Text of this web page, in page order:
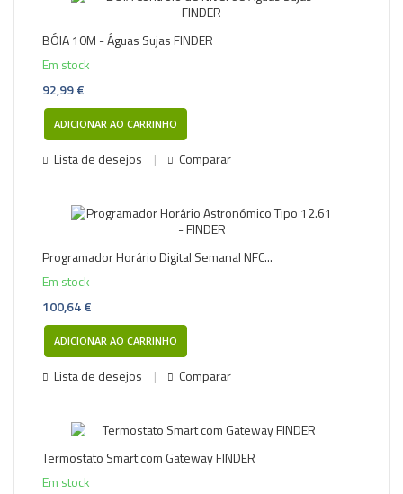
BÓIA 10M - Águas Sujas FINDER
Em stock
92,99 €
ADICIONAR AO CARRINHO
Lista de desejos Comparar
Programador Horário Digital Semanal NFC...
Em stock
100,64 €
ADICIONAR AO CARRINHO
Lista de desejos Comparar
Termostato Smart com Gateway FINDER
Em stock